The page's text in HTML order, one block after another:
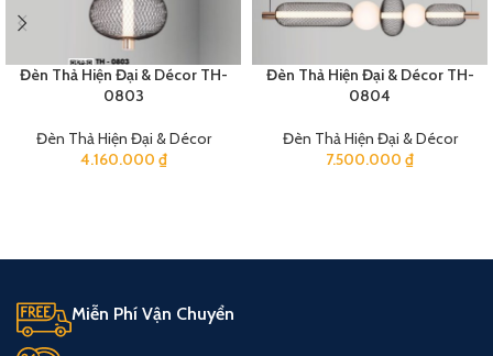
Đèn Thả Hiện Đại & Décor TH-
0803
Đèn Thả Hiện Đại & Décor
4.160.000 ₫
Đèn Thả Hiện Đại & Décor TH-
0804
Đèn Thả Hiện Đại & Décor
7.500.000 ₫
Miễn Phí Vận Chuyển